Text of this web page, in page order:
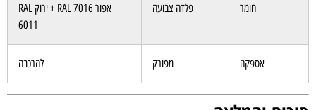
חומר פלדה צבועה
אפור RAL 7016 + ירוק RAL
6011
אספקה מפורק להרכבה